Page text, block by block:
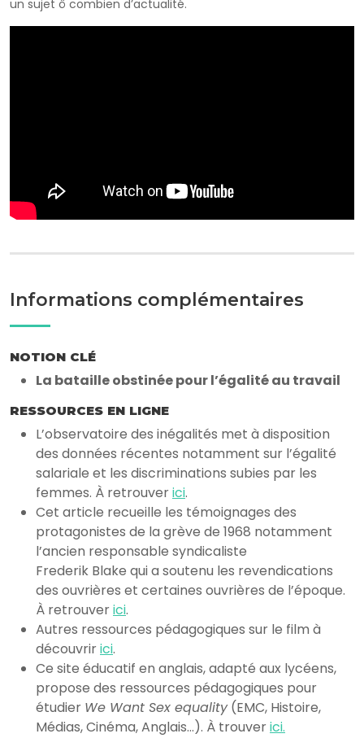
un sujet ô combien d’actualité.
Informations complémentaires
NOTION CLÉ
La bataille obstinée pour l’égalité au travail
RESSOURCES EN LIGNE
L’observatoire des inégalités met à disposition
des données récentes notamment sur l’égalité
salariale et les discriminations subies par les
femmes. À retrouverici.
Cet article recueille les témoignages des
protagonistes de la grève de 1968 notamment
l’ancien responsable syndicaliste
Frederik Blake qui a soutenu les revendications
des ouvrières et certaines ouvrières de l’époque.
À retrouverici.
Autres ressources pédagogiques sur le film à
découvririci.
Ce site éducatif en anglais, adapté aux lycéens,
propose des ressources pédagogiques pour
étudier We Want Sex equality(EMC, Histoire,
Médias, Cinéma, Anglais…). À trouverici.